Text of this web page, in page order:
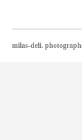
milas-deli.